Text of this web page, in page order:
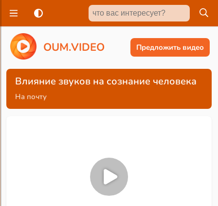
OUM.VIDEO Предложить видео
Влияние звуков на сознание человека
На почту